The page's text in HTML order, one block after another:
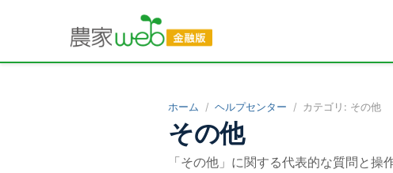
ホーム ヘルプセンター カテゴリ: その他
その他
「その他 」に関する代表的な質問と操